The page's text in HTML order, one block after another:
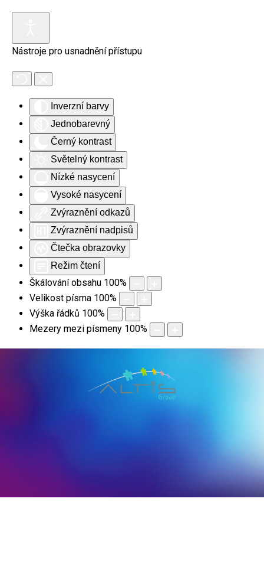
Nástroje pro usnadnění přístupu
Inverzní barvy
Jednobarevný
Černý kontrast
Světelný kontrast
Nízké nasycení
Vysoké nasycení
Zvýraznění odkazů
Zvýraznění nadpisů
Čtečka obrazovky
Režim čtení
Škálování obsahu 100%
Velikost písma 100%
Výška řádků 100%
Mezery mezi písmeny 100%